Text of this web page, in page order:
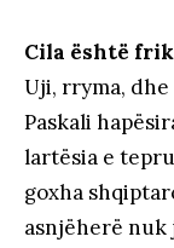
Cila është
Uji, rryma,
Paskali
lartësia e
goxha
asnjëherë nuk